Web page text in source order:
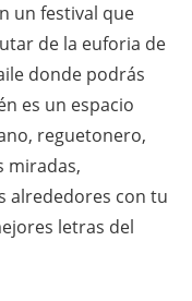
x
i
c
o
un festival que
de la euforia de
donde podrás
es un espacio
reguetonero,
miradas,
alrededores con tu
letras del